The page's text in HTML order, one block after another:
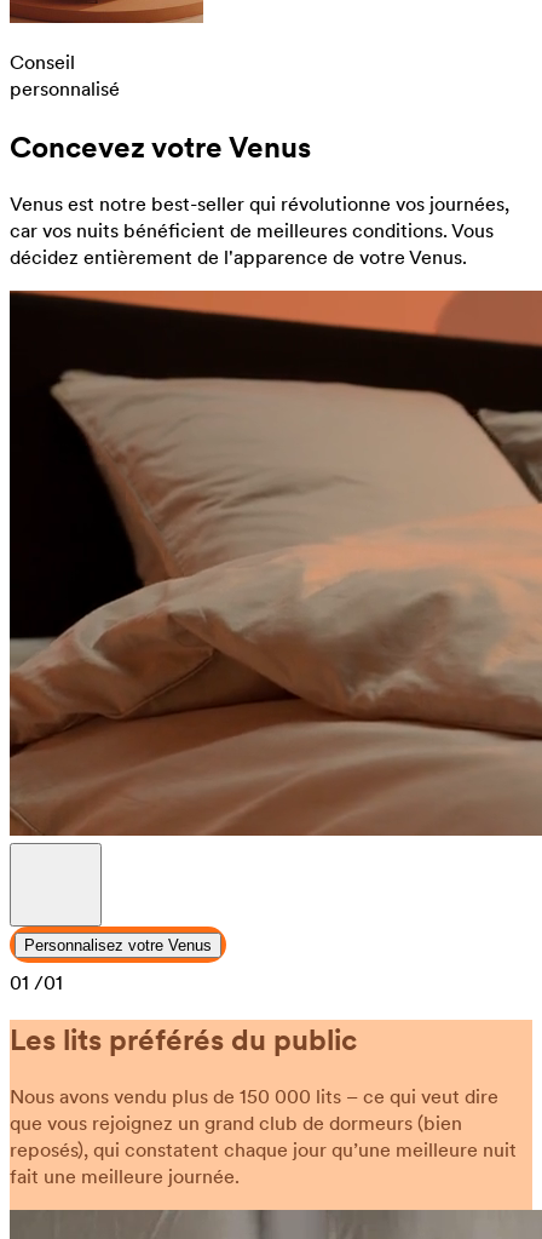
Conseil
personnalisé
Concevez votre Venus
Venus est notre best-seller qui révolutionne vos journées,
car vos nuits bénéficient de meilleures conditions. Vous
décidez entièrement de l'apparence de votre Venus.
Personnalisez votre Venus
01 /01
Les lits préférés du public
Nous avons vendu plus de 150 000 lits – ce qui veut dire
que vous rejoignez un grand club de dormeurs (bien
reposés), qui constatent chaque jour qu’une meilleure nuit
fait une meilleure journée.